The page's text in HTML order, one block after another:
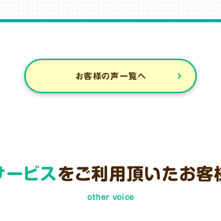
お客様の声一覧へ
ービス をご利用頂いたお客
other voice